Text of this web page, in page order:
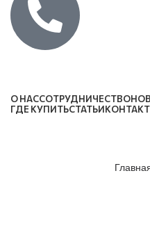
О НАССОТРУДНИЧЕСТВО
ГДЕ КУПИТЬСТАТЬИ